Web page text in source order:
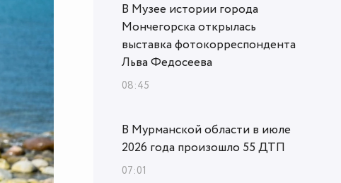
В Музее истории города
Мончегорска открылась
выставка фотокорреспондента
Льва Федосеева
08:45
В Мурманской области в июле
2026 года произошло 55 ДТП
07:01